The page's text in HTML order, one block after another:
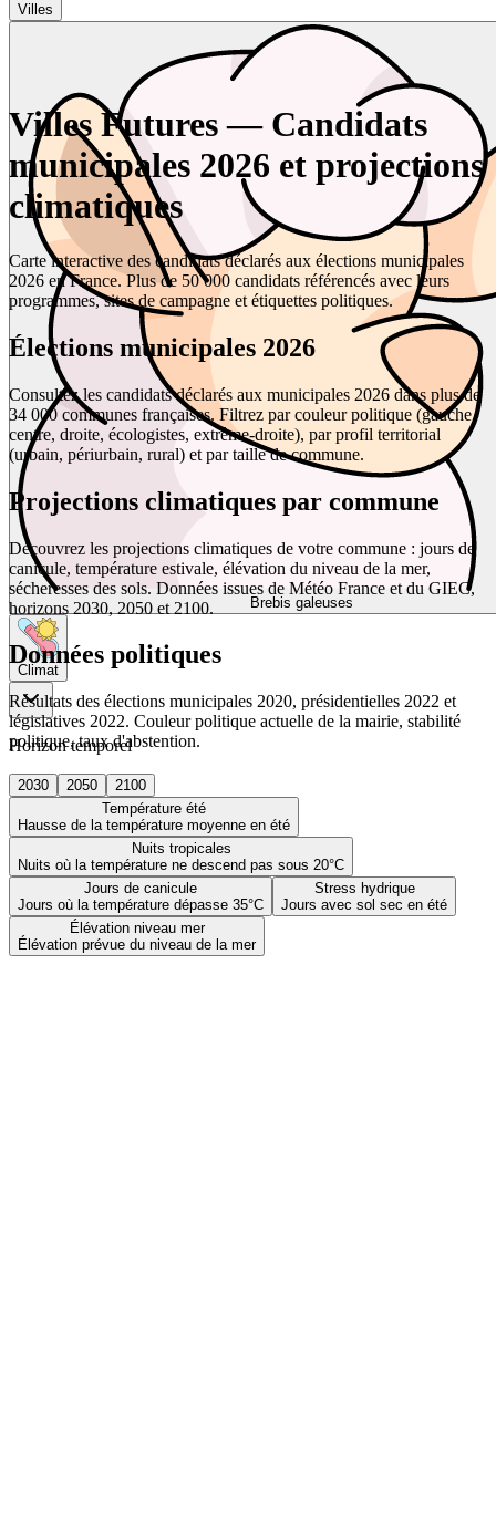
Villes
Brebis galeuses
Climat
Horizon temporel
2030 2050
2100
Température été
Hausse de la température moyenne en été
Nuits tropicales
Nuits où la température ne descend pas sous 20°C
Jours de canicule
Jours où la température dépasse 35°C
Stress hydrique
Jours avec sol sec en été
Élévation niveau mer
Élévation prévue du niveau de la mer
Villes Futures — Candidats
municipales 2026 et projections
climatiques
Carte interactive des candidats déclarés aux élections municipales
2026 en France. Plus de 50 000 candidats référencés avec leurs
programmes, sites de campagne et étiquettes politiques.
Élections municipales 2026
Consultez les candidats déclarés aux municipales 2026 dans plus de
34 000 communes françaises. Filtrez par couleur politique (gauche,
centre, droite, écologistes, extrême-droite), par profil territorial
(urbain, périurbain, rural) et par taille de commune.
Projections climatiques par commune
Découvrez les projections climatiques de votre commune : jours de
canicule, température estivale, élévation du niveau de la mer,
sécheresses des sols. Données issues de Météo France et du GIEC,
horizons 2030, 2050 et 2100.
Données politiques
Résultats des élections municipales 2020, présidentielles 2022 et
législatives 2022. Couleur politique actuelle de la mairie, stabilité
politique, taux d'abstention.